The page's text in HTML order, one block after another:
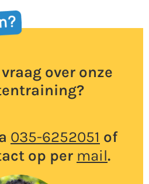
over onze
035-6252051 of
op per mail.